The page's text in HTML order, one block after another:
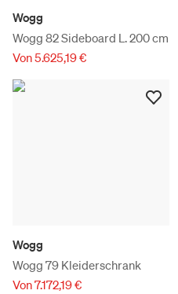
Wogg
Wogg 82 Sideboard L. 200 cm
Von 5.625,19 €
Wogg
Wogg 79 Kleiderschrank
Von 7.172,19 €